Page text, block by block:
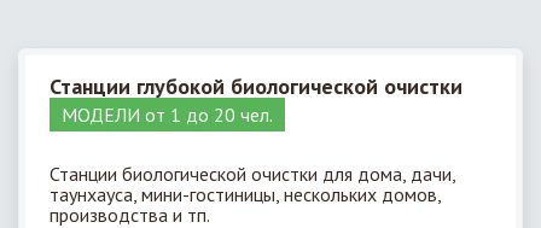
Станции глубокой биологической очистки
МОДЕЛИ от 1 до 20 чел.
Станции биологической очистки для дома, дачи,
таунхауса, мини-гостиницы, нескольких домов,
производства и тп.